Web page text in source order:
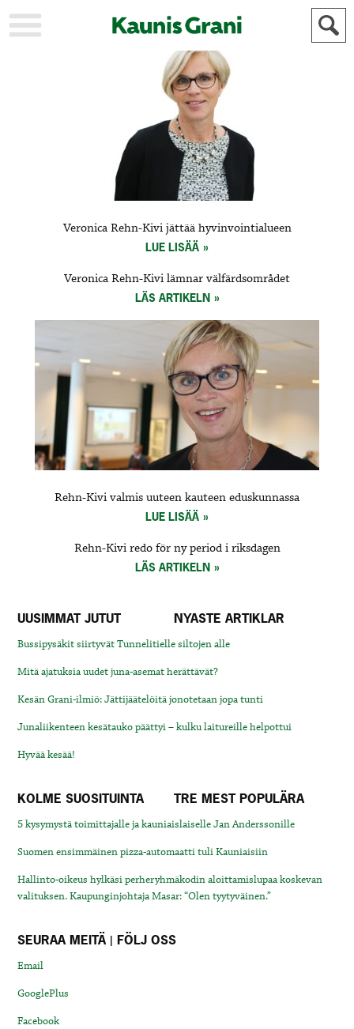
STADEN
AKTUELLT
IDROTT
KULTUR
HISTORIA
ALLMÄN
MAINOSTAJILLE
FÖR
ANNONSÖRER
Veronica Rehn-Kivi jättää hyvinvointialueen
LUE LISÄÄ
Veronica Rehn-Kivi lämnar välfärdsområdet
LÄS ARTIKELN
Rehn-Kivi valmis uuteen kauteen eduskunnassa
LUE LISÄÄ
Rehn-Kivi redo för ny period i riksdagen
LÄS ARTIKELN
UUSIMMAT JUTUT NYASTE ARTIKLAR
Bussipysäkit siirtyvät Tunnelitielle siltojen alle
Mitä ajatuksia uudet juna-asemat herättävät?
Kesän Grani-ilmiö: Jättijäätelöitä jonotetaan jopa tunti
Junaliikenteen kesätauko päättyi – kulku laitureille helpottui
Hyvää kesää!
KOLME SUOSITUINTA TRE MEST POPULÄRA
5 kysymystä toimittajalle ja kauniaislaiselle Jan Anderssonille
Suomen ensimmäinen pizza-automaatti tuli Kauniaisiin
Hallinto-oikeus hylkäsi perheryhmäkodin aloittamislupaa koskevan
valituksen. Kaupunginjohtaja Masar: “Olen tyytyväinen.”
SEURAA MEITÄ | FÖLJ OSS
Email
GooglePlus
Facebook